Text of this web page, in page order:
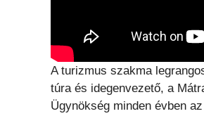
A turizmus szakma
túra és idegenvezető, a
Ügynökség minden évben